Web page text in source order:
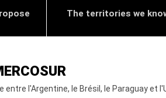
The territories we
entre l'Argentine, le Brésil, le Paraguay et